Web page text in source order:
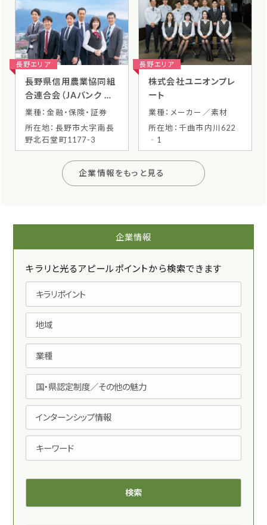
長野エリア
長野県信用農業協同組
合連合会（JAバンク 長
野県信連）
業種：金融・保険・証券
所在地：長野市大字南長
野北石堂町1177-3
長野エリア
株式会社ユニオンプレ
ート
業種：メーカー／素材
所在地：千曲市内川622
‐1
企業情報をもっと見る
企業情報
キラリと光るアピールポイントから検索できます